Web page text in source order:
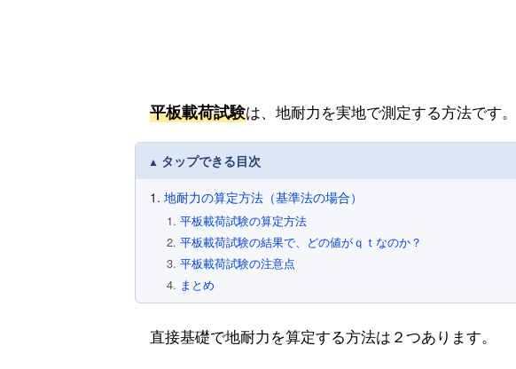
平板載荷試験は、地耐力を実地で測定する方法です。
タップできる目次
地耐力の算定方法（基準法の場合）
平板載荷試験の算定方法
平板載荷試験の結果で、どの値がｑｔなのか？
平板載荷試験の注意点
まとめ
直接基礎で地耐力を算定する方法は２つあります。